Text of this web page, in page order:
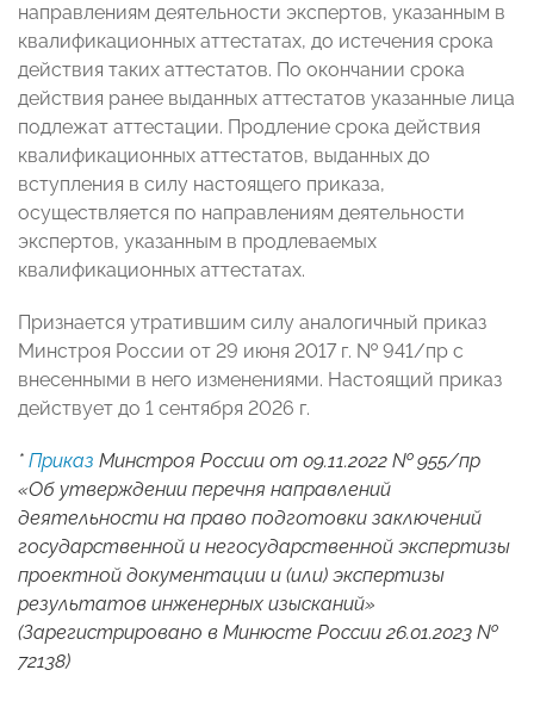
направлениям деятельности экспертов, указанным в
квалификационных аттестатах, до истечения срока
действия таких аттестатов. По окончании срока
действия ранее выданных аттестатов указанные лица
подлежат аттестации. Продление срока действия
квалификационных аттестатов, выданных до
вступления в силу настоящего приказа,
осуществляется по направлениям деятельности
экспертов, указанным в продлеваемых
квалификационных аттестатах.
Признается утратившим силу аналогичный приказ
Минстроя России от 29 июня 2017 г. № 941/пр с
внесенными в него изменениями. Настоящий приказ
действует до 1 сентября 2026 г.
* Приказ Минстроя России от 09.11.2022 № 955/пр
«Об утверждении перечня направлений
деятельности на право подготовки заключений
государственной и негосударственной экспертизы
проектной документации и (или) экспертизы
результатов инженерных изысканий»
(Зарегистрировано в Минюсте России 26.01.2023 №
72138)